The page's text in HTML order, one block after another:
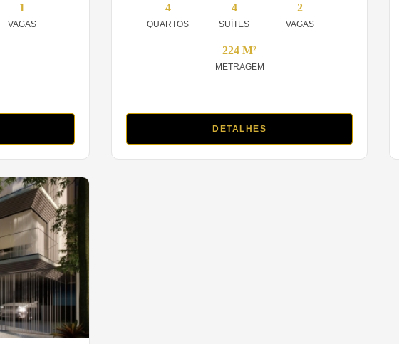
1
VAGAS
4
QUARTOS
4
SUÍTES
2
VAGAS
224 M²
METRAGEM
DETALHES